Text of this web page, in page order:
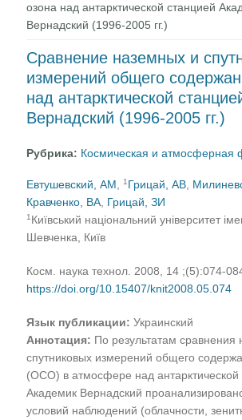
озона над антарктической станцией
Вернадский (1996-2005 гг.)
Сравнение наземных и
измерений общего
над антарктической
Вернадский (1996-2005 гг.)
Рубрика: Космическая и атмосферная
Евтушевский, АМ ,1 Грицай, АВ
Кравченко, ВА Грицай, ЗИ
1 Київський національний університет
Шевченка, Київ
Косм. наука технол. 2008, 14 ;(5):074-
https://doi.org/10.15407/knit2008.05.074
Язык публикации: Украинский
Аннотация: По результатам сравнения
спутниковых измерений общего
(ОСО) в атмосфере над антарктической
Академик Вернадский
условий наблюдений (облачности,